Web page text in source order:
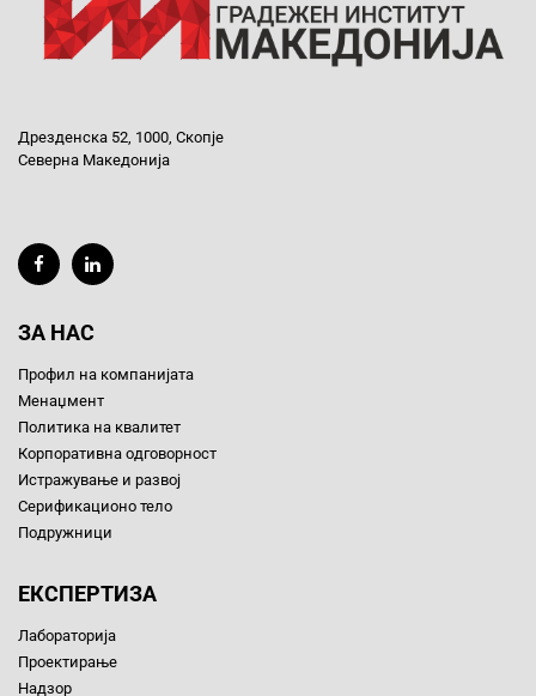
Дрезденска 52, 1000, Скопје
Северна Македонија
ЗА НАС
Профил на компанијата
Менаџмент
Политика на квалитет
Корпоративна одговорност
Истражување и развој
Серификационо тело
Подружници
ЕКСПЕРТИЗА
Лабораторија
Проектирање
Надзор